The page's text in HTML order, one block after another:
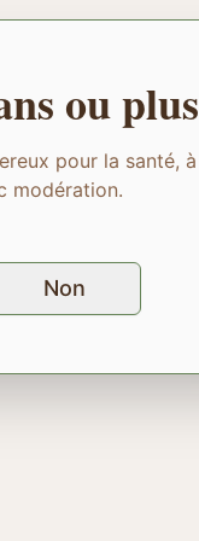
ou
pour la santé, à
modération.
Non